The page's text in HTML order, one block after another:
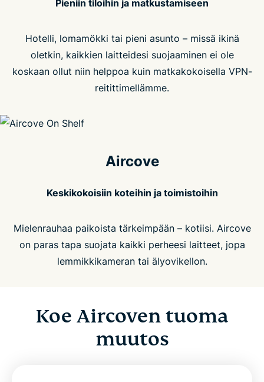
Pieniin tiloihin ja matkustamiseen
Hotelli, lomamökki tai pieni asunto – missä ikinä
oletkin, kaikkien laitteidesi suojaaminen ei ole
koskaan ollut niin helppoa kuin matkakokoisella VPN-
reitittimellämme.
Aircove
Keskikokoisiin koteihin ja toimistoihin
Mielenrauhaa paikoista tärkeimpään – kotiisi. Aircove
on paras tapa suojata kaikki perheesi laitteet, jopa
lemmikkikameran tai älyovikellon.
Koe Aircoven tuoma
muutos